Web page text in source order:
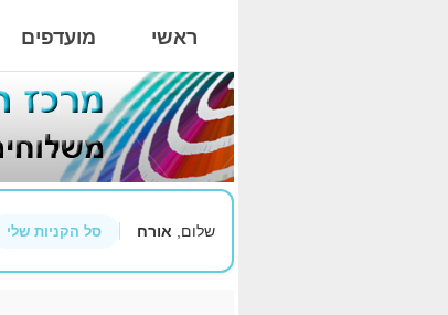
ראשי מועדפים
שלום, אורח סל הקניות שלי